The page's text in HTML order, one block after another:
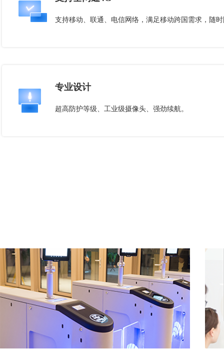
支持移动、联通、电信网络，满足移动跨国需求，随
专业设计
超高防护等级、工业级摄像头、强劲续航。